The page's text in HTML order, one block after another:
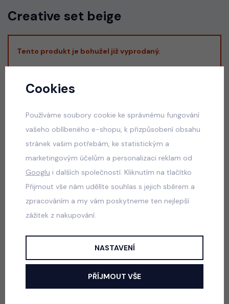
Creative set beige
Tento produkt je bohužel již vyprodaný.
Alternativní produkty z kategorie
Army streetwear komplet
Popis Jak vybrat správnou velikost?
Cookies
Používáme soubory cookie ke správnému fungování
vašeho oblíbeného e-shopu, k přizpůsobení obsahu
stránek vašim potřebám, ke statistickým a
marketingovým účelům a personalizaci reklam od
Googlu i dalších společností. Kliknutím na tlačítko
Přijmout vše nám udělíte souhlas s jejich sběrem a
zpracováním a my vám poskytneme ten nejlepší
zážitek z nakupování.
NASTAVENÍ
PŘÍJMOUT VŠE